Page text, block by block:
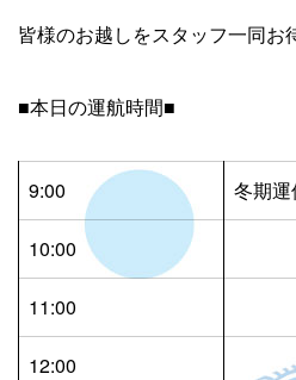
皆様のお越しをスタッフ一同お
■本日の運航時間■
9:00 冬期運
10:00
11:00
12:00